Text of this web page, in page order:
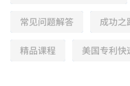
常见问题解答 成功之
精品课程 美国专利快